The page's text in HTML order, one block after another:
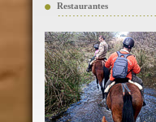
Restaurantes